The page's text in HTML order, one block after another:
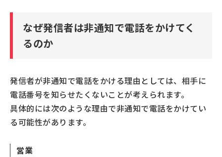
なぜ発信者は非通知で電話をかけてく
るのか
発信者が非通知で電話をかける理由としては、相手に
電話番号を知らせたくないことが考えられます。
具体的には次のような理由で非通知で電話をかけてい
る可能性があります。
営業